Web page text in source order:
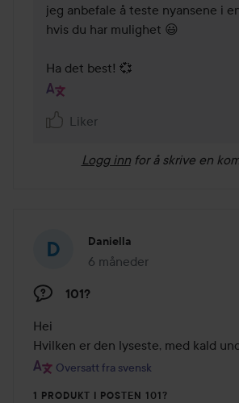
jeg anbefale å teste nyansene i
hvis du har mulighet 😃
Ha det best! 💞
Liker
Logg inn for å skrive en
Daniella
6 måneder
Innlegget ble opprettet 6
101?
Hei
Hvilken er den lyseste, med kald
Oversatt fra svensk
1 PRODUKT I POSTEN 101?